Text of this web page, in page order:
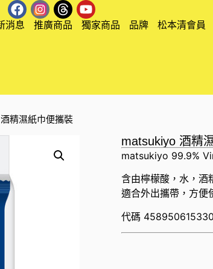
消息 推廣商品 獨家商品 品牌 松本清會員
精濕紙巾便攜裝
matsukiyo 酒精
matsukiyo 99.9%
含由檸檬酸，水，酒
適合外出攜帶，方便
代碼